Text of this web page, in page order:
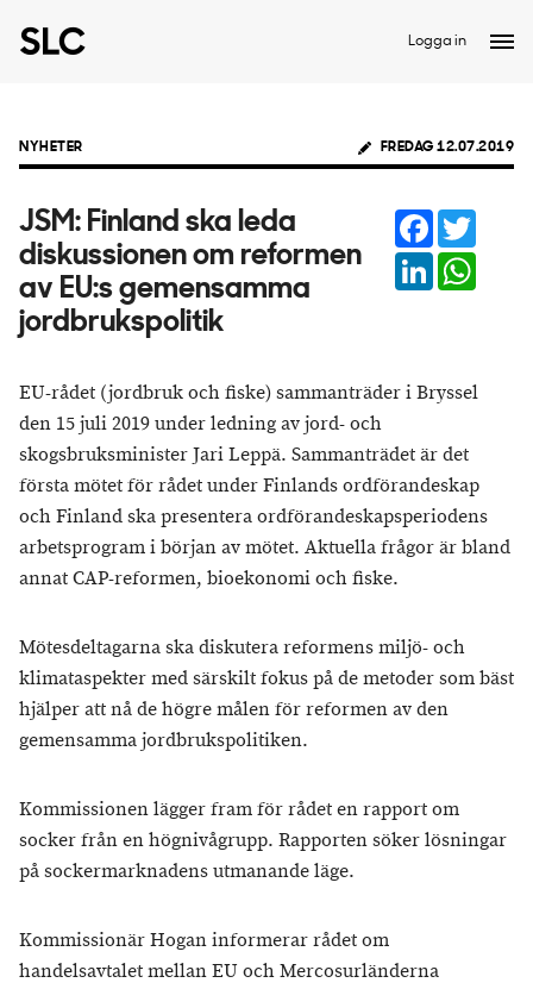
Logga in
NYHETER FREDAG 12.07.2019
JSM: Finland ska leda
diskussionen om reformen
av EU:s gemensamma
jordbrukspolitik
Facebook
LinkedIn
EU-rådet (jordbruk och fiske) sammanträder i Bryssel
den 15 juli 2019 under ledning av jord- och
skogsbruksminister Jari Leppä. Sammanträdet är det
första mötet för rådet under Finlands ordförandeskap
och Finland ska presentera ordförandeskapsperiodens
arbetsprogram i början av mötet. Aktuella frågor är bland
annat CAP-reformen, bioekonomi och fiske.
Mötesdeltagarna ska diskutera reformens miljö- och
klimataspekter med särskilt fokus på de metoder som bäst
hjälper att nå de högre målen för reformen av den
gemensamma jordbrukspolitiken.
Kommissionen lägger fram för rådet en rapport om
socker från en högnivågrupp. Rapporten söker lösningar
på sockermarknadens utmanande läge.
Kommissionär Hogan informerar rådet om
handelsavtalet mellan EU och Mercosurländerna